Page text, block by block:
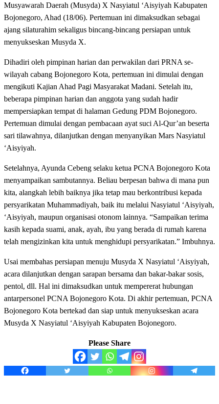
Musyawarah Daerah (Musyda) X Nasyiatul ‘Aisyiyah Kabupaten
Bojonegoro, Ahad (18/06). Pertemuan ini dimaksudkan sebagai
ajang silaturahim sekaligus bincang-bincang persiapan untuk
menyukseskan Musyda X.
Dihadiri oleh pimpinan harian dan perwakilan dari PRNA se-
wilayah cabang Bojonegoro Kota, pertemuan ini dimulai dengan
mengikuti Kajian Ahad Pagi Masyarakat Madani. Setelah itu,
beberapa pimpinan harian dan anggota yang sudah hadir
mempersiapkan tempat di halaman Gedung PDM Bojonegoro.
Pertemuan dimulai dengan pembacaan ayat suci Al-Qur’an beserta
sari tilawahnya, dilanjutkan dengan menyanyikan Mars Nasyiatul
‘Aisyiyah.
Setelahnya, Ayunda Cebeng selaku ketua PCNA Bojonegoro Kota
menyampaikan sambutannya. Beliau berpesan bahwa di mana pun
kita, alangkah lebih baiknya jika tetap mau berkontribusi kepada
persyarikatan Muhammadiyah, baik itu melalui Nasyiatul ‘Aisyiyah,
‘Aisyiyah, maupun organisasi otonom lainnya. “Sampaikan terima
kasih kepada suami, anak, ayah, ibu yang berada di rumah karena
telah mengizinkan kita untuk menghidupi persyarikatan.” Imbuhnya.
Usai membahas persiapan menuju Musyda X Nasyiatul ‘Aisyiyah,
acara dilanjutkan dengan sarapan bersama dan bakar-bakar sosis,
pentol, dll. Hal ini dimaksudkan untuk mempererat hubungan
antarpersonel PCNA Bojonegoro Kota. Di akhir pertemuan, PCNA
Bojonegoro Kota bertekad dan siap untuk menyukseskan acara
Musyda X Nasyiatul ‘Aisyiyah Kabupaten Bojonegoro.
Please Share